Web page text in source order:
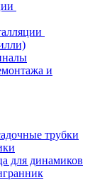
и
трубки
для динамиков